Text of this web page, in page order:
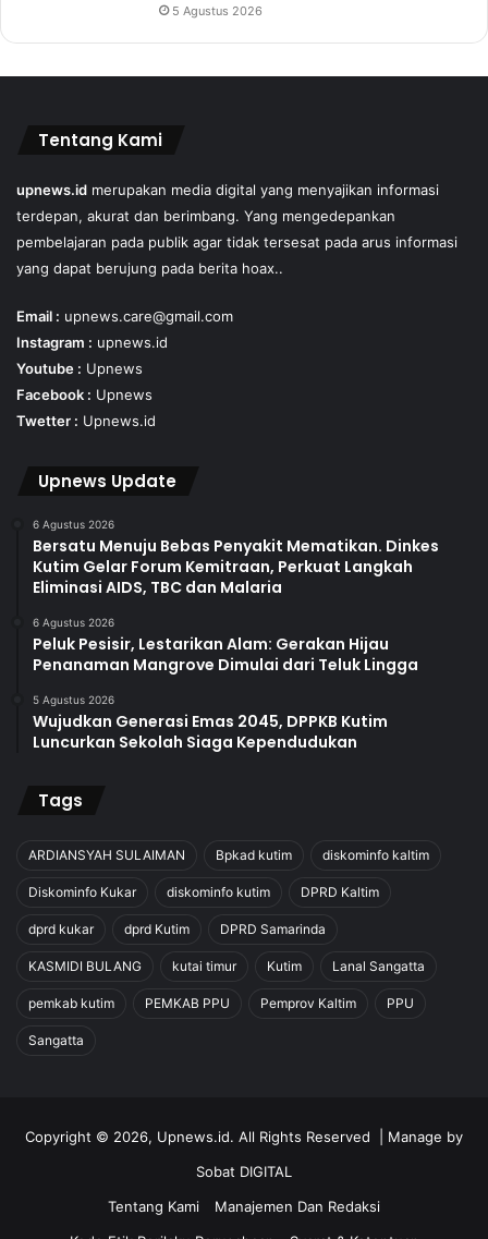
5 Agustus 2026
Tentang Kami
upnews.id merupakan media digital yang menyajikan informasi
terdepan, akurat dan berimbang. Yang mengedepankan
pembelajaran pada publik agar tidak tersesat pada arus informasi
yang dapat berujung pada berita hoax..
Email : upnews.care@gmail.com
Instagram : upnews.id
Youtube : Upnews
Facebook : Upnews
Twetter : Upnews.id
Upnews Update
6 Agustus 2026
Bersatu Menuju Bebas Penyakit Mematikan. Dinkes
Kutim Gelar Forum Kemitraan, Perkuat Langkah
Eliminasi AIDS, TBC dan Malaria
6 Agustus 2026
Peluk Pesisir, Lestarikan Alam: Gerakan Hijau
Penanaman Mangrove Dimulai dari Teluk Lingga
5 Agustus 2026
Wujudkan Generasi Emas 2045, DPPKB Kutim
Luncurkan Sekolah Siaga Kependudukan
Tags
ARDIANSYAH SULAIMAN Bpkad kutim diskominfo kaltim
Diskominfo Kukar diskominfo kutim DPRD Kaltim
dprd kukar dprd Kutim DPRD Samarinda
KASMIDI BULANG kutai timur Kutim Lanal Sangatta
pemkab kutim PEMKAB PPU Pemprov Kaltim PPU
Sangatta
Copyright © 2026, Upnews.id. All Rights Reserved | Manage by
Sobat DIGITAL
Tentang Kami
Manajemen Dan Redaksi